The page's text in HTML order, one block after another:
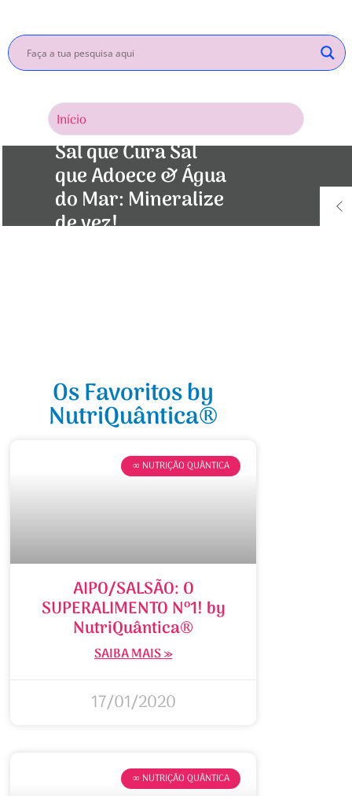
Início
∞ Nutrição Quântica
Salque Cura Sal
que Adoece & Água
do Mar: Mineralize
de vez!
Os Favoritos by
NutriQuântica®
∞ NUTRIÇÃO QUÂNTICA
AIPO/SALSÃO: O
SUPERALIMENTO Nº1! by
NutriQuântica®
SAIBA MAIS »
17/01/2020
∞ NUTRIÇÃO QUÂNTICA